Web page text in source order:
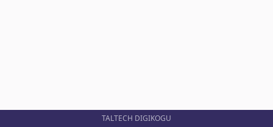
TALTECH DIGIKOGU